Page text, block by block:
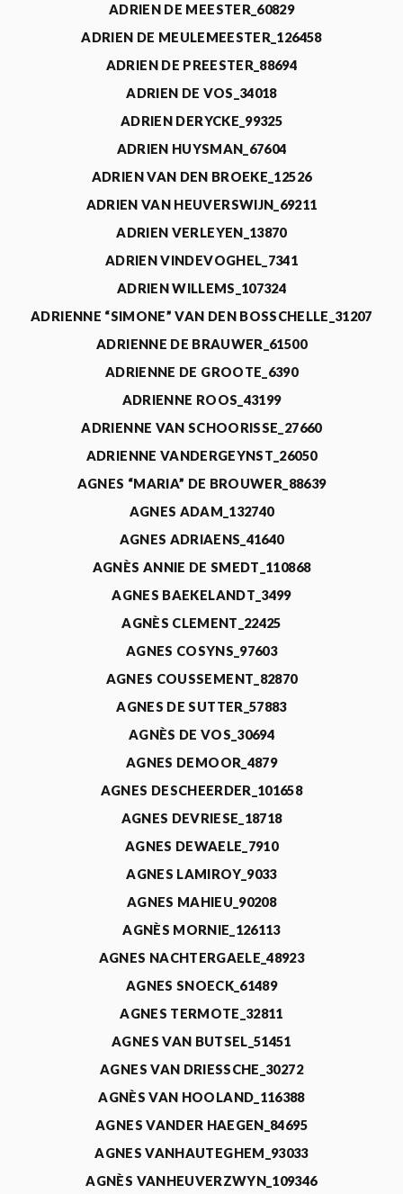
ADRIEN DE MEESTER_60829
ADRIEN DE MEULEMEESTER_126458
ADRIEN DE PREESTER_88694
ADRIEN DE VOS_34018
ADRIEN DERYCKE_99325
ADRIEN HUYSMAN_67604
ADRIEN VAN DEN BROEKE_12526
ADRIEN VAN HEUVERSWIJN_69211
ADRIEN VERLEYEN_13870
ADRIEN VINDEVOGHEL_7341
ADRIEN WILLEMS_107324
ADRIENNE “SIMONE” VAN DEN BOSSCHELLE_31207
ADRIENNE DE BRAUWER_61500
ADRIENNE DE GROOTE_6390
ADRIENNE ROOS_43199
ADRIENNE VAN SCHOORISSE_27660
ADRIENNE VANDERGEYNST_26050
AGNES “MARIA” DE BROUWER_88639
AGNES ADAM_132740
AGNES ADRIAENS_41640
AGNÈS ANNIE DE SMEDT_110868
AGNES BAEKELANDT_3499
AGNÈS CLEMENT_22425
AGNES COSYNS_97603
AGNES COUSSEMENT_82870
AGNES DE SUTTER_57883
AGNÈS DE VOS_30694
AGNES DEMOOR_4879
AGNES DESCHEERDER_101658
AGNES DEVRIESE_18718
AGNES DEWAELE_7910
AGNES LAMIROY_9033
AGNES MAHIEU_90208
AGNÈS MORNIE_126113
AGNES NACHTERGAELE_48923
AGNES SNOECK_61489
AGNES TERMOTE_32811
AGNES VAN BUTSEL_51451
AGNES VAN DRIESSCHE_30272
AGNÈS VAN HOOLAND_116388
AGNES VANDER HAEGEN_84695
AGNES VANHAUTEGHEM_93033
AGNÈS VANHEUVERZWYN_109346